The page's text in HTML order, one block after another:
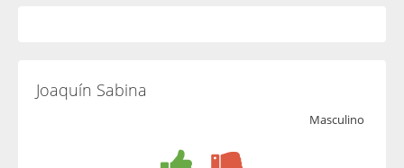
Joaquín Sabina
Masculino